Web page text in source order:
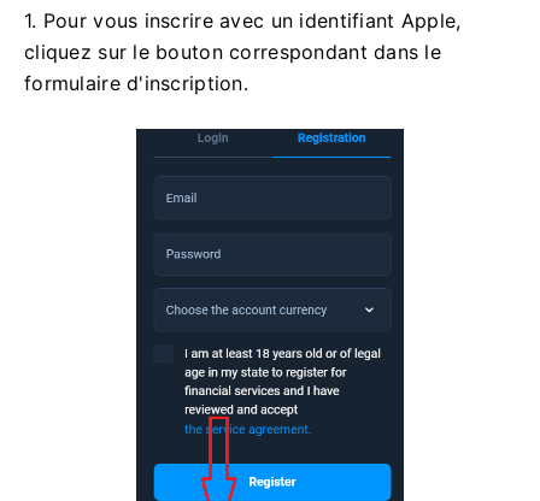
1. Pour vous inscrire avec un identifiant Apple,
cliquez sur le bouton correspondant dans le
formulaire d'inscription.